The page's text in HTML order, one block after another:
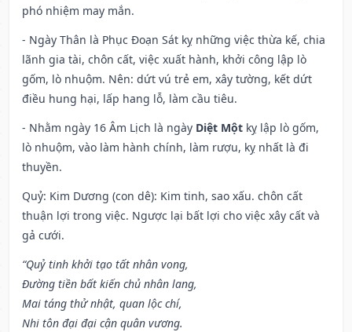
phó nhiệm may mắn.
- Ngày Thân là Phục Đoạn Sát kỵ những việc thừa kế, chia
lãnh gia tài, chôn cất, việc xuất hành, khởi công lập lò
gốm, lò nhuộm. Nên: dứt vú trẻ em, xây tường, kết dứt
điều hung hại, lấp hang lỗ, làm cầu tiêu.
- Nhằm ngày 16 Âm Lịch là ngày Diệt Một kỵ lập lò gốm,
lò nhuộm, vào làm hành chính, làm rượu, kỵ nhất là đi
thuyền.
Quỷ: Kim Dương (con dê): Kim tinh, sao xấu. chôn cất
thuận lợi trong việc. Ngược lại bất lợi cho việc xây cất và
gả cưới.
“Quỷ tinh khởi tạo tất nhân vong,
Đường tiền bất kiến chủ nhân lang,
Mai táng thử nhật, quan lộc chí,
Nhi tôn đại đại cận quân vương.